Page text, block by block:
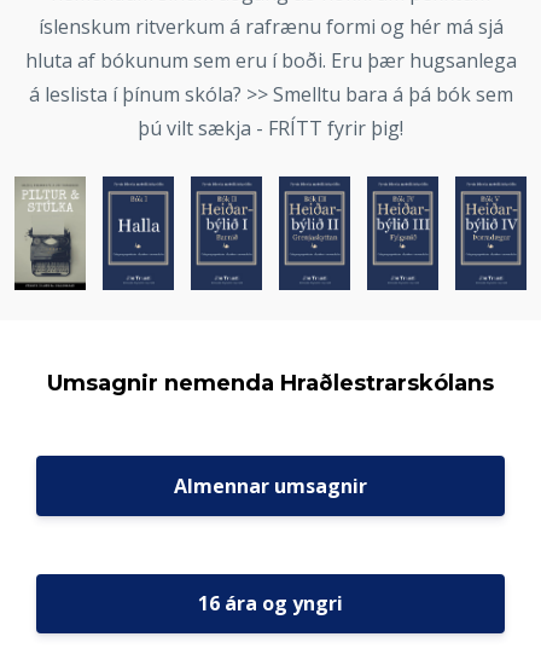
íslenskum ritverkum á rafrænu formi og hér má sjá
hluta af bókunum sem eru í boði. Eru þær hugsanlega
á leslista í þínum skóla? >> Smelltu bara á þá bók sem
þú vilt sækja - FRÍTT fyrir þig!
Umsagnir nemenda Hraðlestrarskólans
Almennar umsagnir
16 ára og yngri